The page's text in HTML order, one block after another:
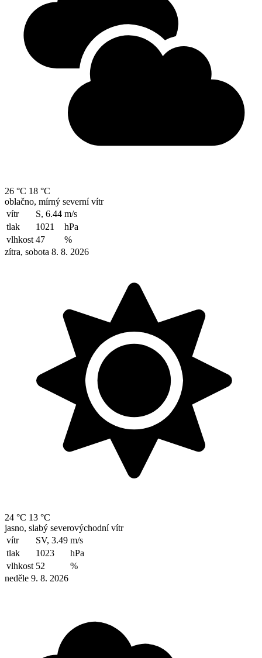
26 °C 18 °C
oblačno, mírný severní vítr
vítr
S, 6.44 m/s
tlak
1021
hPa
vlhkost 47
%
zítra, sobota 8. 8. 2026
24 °C 13 °C
jasno, slabý severovýchodní vítr
vítr
SV, 3.49 m/s
tlak
1023
hPa
vlhkost 52
%
neděle 9. 8. 2026